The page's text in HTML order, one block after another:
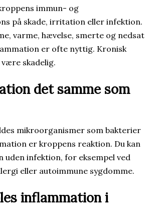
immun- og
på skade, irritation eller infektion.
varme, hævelse, smerte og nedsat
er ofte nyttig. Kronisk
skadelig.
det samme som
mikroorganismer som bakterier
er kroppens reaktion. Du kan
uden infektion, for eksempel ved
eller autoimmune sygdomme.
inflammation i